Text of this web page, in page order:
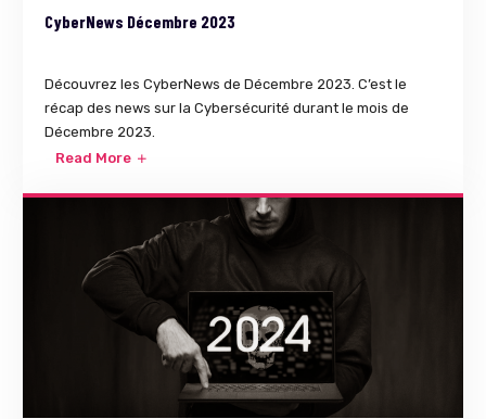
CyberNews Décembre 2023
Découvrez les CyberNews de Décembre 2023. C’est le
récap des news sur la Cybersécurité durant le mois de
Décembre 2023.
Read More